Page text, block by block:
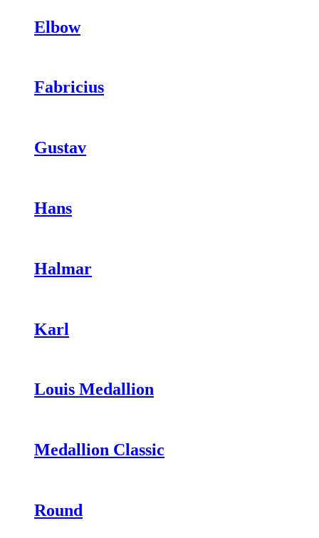
Elbow
Fabricius
Gustav
Hans
Halmar
Karl
Louis Medallion
Medallion Classic
Round